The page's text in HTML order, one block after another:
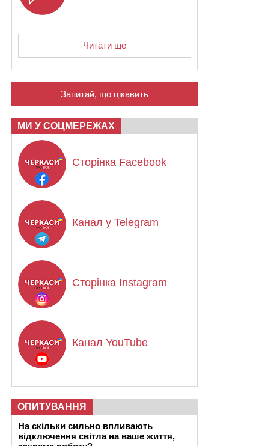
Читати ще
Запитай, що цікавить
МИ У СОЦМЕРЕЖАХ
Сторінка Facebook
Канал у Telegram
Сторінка Instagram
Канал YouTube
ОПИТУВАННЯ
На скільки сильно впливають
відключення світла на ваше життя,